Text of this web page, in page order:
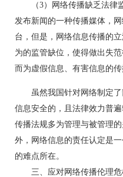
（3）网络传播缺乏法律
发布新闻的一种传播媒体，
台，但是，网络信息传播的
为的监管缺位，使得做出失
而为虚假信息、有害信息的传
虽然我国针对网络制定了
信息安全的，且法律效力普
传播法规多为管理与被管理
外，网络信息的责任认定是
的难点所在。
三、应对网络传播伦理危